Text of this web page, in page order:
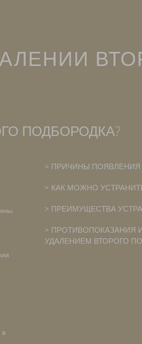
ПОДБОРОДКА?
в
ПРИЧИНЫ ПОЯВЛЕНИЯ
КАК МОЖНО
ПРЕИМУЩЕСТВА
ПРОТИВОПОКАЗАНИЯ
УДАЛЕНИЕМ ВТОРОГО